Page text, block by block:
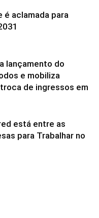
é aclamada para
lançamento do
e mobiliza
de ingressos em
está entre as
para Trabalhar no